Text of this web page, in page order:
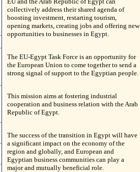
collectively address their shared agenda of
boosting investment, restarting tourism,
opening markets, creating jobs and offering new
opportunities to businesses in Egypt.
The EU-Egypt Task Force is an opportunity for
the European Union to come together to send a
strong signal of support to the Egyptian people.
This mission aims at fostering industrial
cooperation and business relation with the Arab
Republic of Egypt.
The success of the transition in Egypt will have
a significant impact on the economy of the
region and globally, and European and
Egyptian business communities can play a
major and mutually beneficial role.